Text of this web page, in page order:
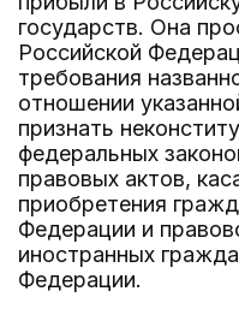
государств. Она
Российской
требования
отношении
признать
федеральных
правовых актов,
приобретения
Федерации и
иностранных
Федерации.